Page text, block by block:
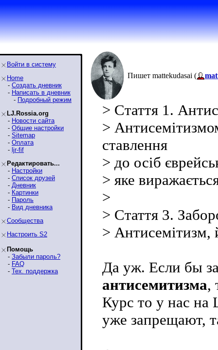
Войти в систему
Home
- Создать дневник
- Написать в дневник
- Подробный режим
LJ.Rossia.org
- Новости сайта
- Общие настройки
- Sitemap
- Оплата
- ljr-fif
Редактировать...
- Настройки
- Список друзей
- Дневник
- Картинки
- Пароль
- Вид дневника
Сообщества
Настроить S2
Помощь
- Забыли пароль?
- FAQ
- Тех. поддержка
Пишет mattekudasai (
> Стаття 1.
>
ставлення
> до осіб
> яке
>
> Стаття 3.
> Антисемітизм,
Да уж. Если бы
антисемитизма,
Курс то у нас на
уже запрещают,